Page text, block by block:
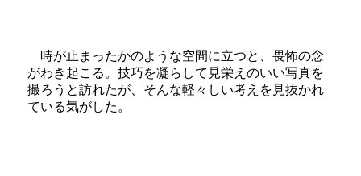
時が止まったかのような空間に立つと、畏怖の念
がわき起こる。技巧を凝らして見栄えのいい写真を
撮ろうと訪れたが、そんな軽々しい考えを見抜かれ
ている気がした。